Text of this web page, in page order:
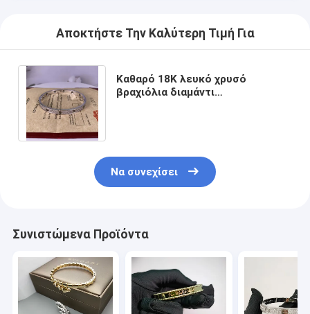
Χρυσά δαχτυλίδια 18k
Χρυσά βραχιόλια 18K
18K χρυσό κόσμημα
Βαν Κλιφ Άρπελς
Συνήθεια πιό cartier
Αποκτήστε Την Καλύτερη Τιμή Για
Καθαρό 18K λευκό χρυσό
βραχιόλια διαμάντι
Να συνεχίσει
Συνιστώμενα Προϊόντα